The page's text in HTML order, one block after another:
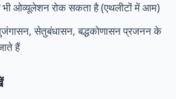
भी ओव्यूलेशन रोक सकता है (एथलीटों में आम)
सेतुबंधासन, बद्धकोणासन प्रजनन के
हैं